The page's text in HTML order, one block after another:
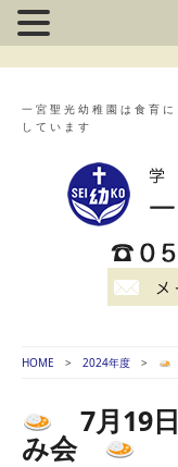
一宮聖光幼稚園は食育
しています
HOME 2024年度
7月19
み会